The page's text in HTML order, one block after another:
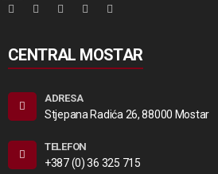
CENTRAL MOSTAR
ADRESA
Stjepana Radića 26, 88000 Mostar
TELEFON
+387 (0) 36 325 715